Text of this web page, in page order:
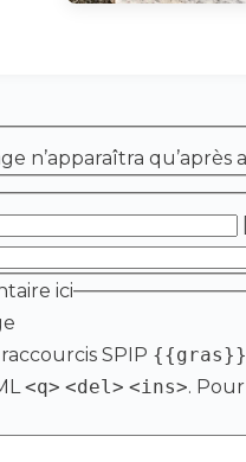
n’apparaîtra
ici
SPIP {{gras}}
<q> <del> <ins>.